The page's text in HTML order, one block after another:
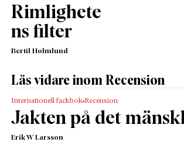
Rimlighete
ns filter
Bertil Holmlund
Läs vidare inom Recension
Internationell fackbok Recension
Jakten på det
Erik W Larsson